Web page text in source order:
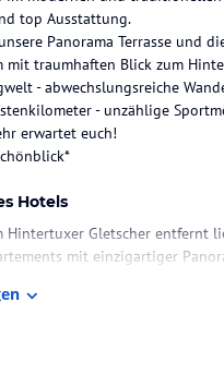
top Ausstattung.
Panorama Terrasse und
mit traumhaften Blick zum
- abwechslungsreiche
- unzählige
erwartet euch!
Hotels
Hintertuxer Gletscher entfernt
mit einzigartiger
für den kostenlosen Sport- und